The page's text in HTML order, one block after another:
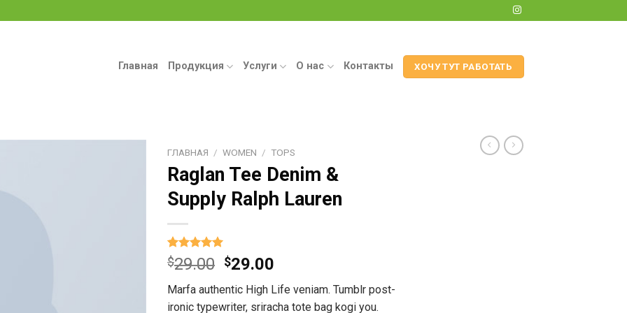
Главная Продукция Услуги О нас Контакты ХОЧУ ТУТ РАБОТАТЬ
ГЛАВНАЯ / WOMEN / TOPS
Raglan Tee Denim &
Supply Ralph Lauren
Рейтинг
5.00из 5
опроса
1
пользователя
$29.00 $29.00
Marfa authentic High Life veniam. Tumblr post-
ironic typewriter, sriracha tote bag kogi you.